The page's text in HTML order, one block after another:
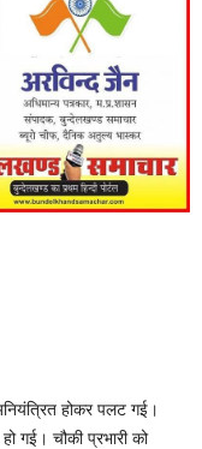
होकर पलट गई।
गई। चौकी प्रभारी को